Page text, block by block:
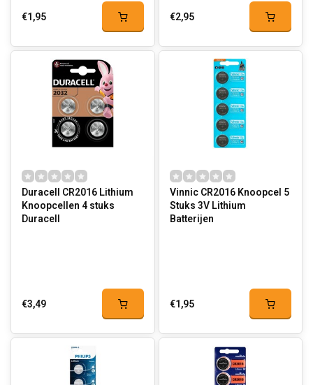
€1,95 €2,95
Duracell CR2016 Lithium
Knoopcellen 4 stuks
Duracell
€3,49
Vinnic CR2016 Knoopcel 5
Stuks 3V Lithium
Batterijen
€1,95